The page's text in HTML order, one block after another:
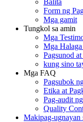
Balita
Form ng
Mga gamit
Tungkol sa amin
Mga
Mga
Pagsunod
kung sino
Mga FAQ
Pagsubok
Etika at
Pag-audit
Quality
Makipag-ugnayan